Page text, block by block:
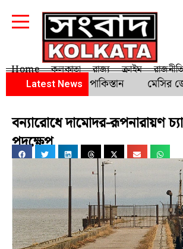
Home কলকাতা রাজ্য ক্রাইম
Latest News
খরা কাটালো পাকিস্তান মেসির
বন্যারোধে দামোদর-রূপনারায়ণ
পদক্ষেপ